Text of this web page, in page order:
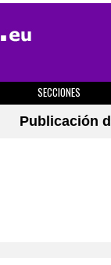
SECCIONES
Publicación